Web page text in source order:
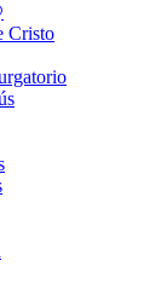
Cristo